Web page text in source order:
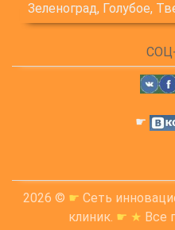
Зеленоград, Голубое,
☛
2026 © ☛ Сеть
клиник. ☛ ★ Все